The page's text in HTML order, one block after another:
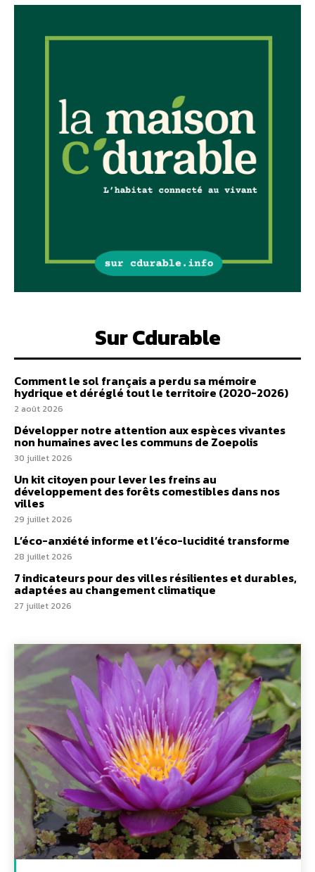
Sur Cdurable
Comment le sol français a perdu sa mémoire
hydrique et déréglé tout le territoire (2020-2026)
2 août 2026
Développer notre attention aux espèces vivantes
non humaines avec les communs de Zoepolis
30 juillet 2026
Un kit citoyen pour lever les freins au
développement des forêts comestibles dans nos
villes
29 juillet 2026
L’éco-anxiété informe et l’éco-lucidité transforme
28 juillet 2026
7 indicateurs pour des villes résilientes et durables,
adaptées au changement climatique
27 juillet 2026